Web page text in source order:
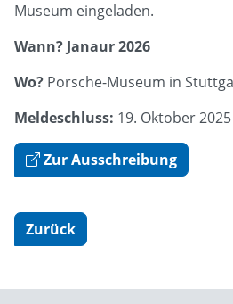
Museum eingeladen.
Wann? Janaur 2026
Wo? Porsche-Museum in
Meldeschluss: 19. Oktober 2025
Zur Ausschreibung
Zurück